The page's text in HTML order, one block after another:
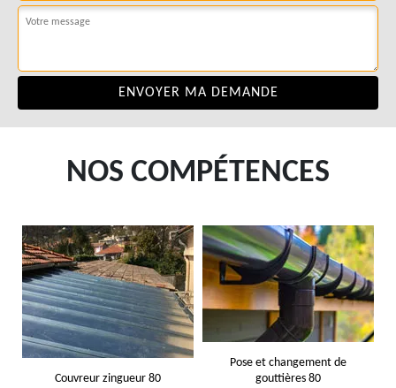
NOS COMPÉTENCES
Couvreur zingueur 80
Pose et changement de
gouttières 80